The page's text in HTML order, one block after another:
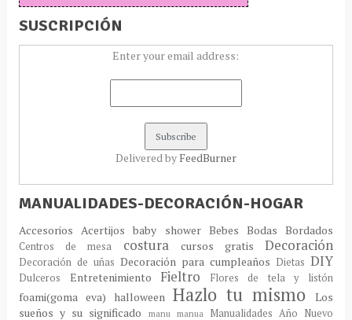
SUSCRIPCIÓN
Enter your email address:
Delivered by FeedBurner
MANUALIDADES-DECORACIÓN-HOGAR
AccesoriosAcertijosbaby shower Bebes BodasBordados
Centros de mesa costura cursos gratisDecoración
Decoración de uñas Decoración para cumpleaños DietasDIY
Dulceros Entretenimiento Fieltro Flores de tela y listón
foami(goma eva) halloween Hazlo tu mismoLos
sueños y su significado
manu manua Manualidades Año Nuevo